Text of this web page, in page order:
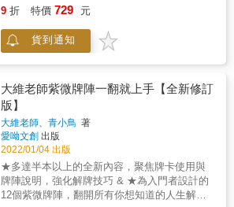
因此副運凶數，但主運吉數，可推論其人家屬
歲至40 歲之命運，可說其人少年得志，但中年
辛苦不得運也。反之副運吉而主運凶，代表年
少苦讀出身，中年有成就，如白手起家之企業
有無或下陷等。副運主人生規劃、家運、夫妻
情以及任何事情的過程。 三、外運 外運即「大
姓＋名二」兩字之筆劃數，論其人在外之行為
表達與個性形象，即在外行為之傾向與習慣
性，亦可論外緣、社交、公共關係，在形象上
論虎砂變化，長短高低之狀況。外運主行動
力、行為及人際關係。 四、總運 總運即姓名全
部筆劃數之總和，如人內在心理及外在身體，
個紫微牌陣，翻開所有你想知道的人生解答！
新增2個牌陣、7個解牌練習、10個提問技巧、
再加32個案例說明、76個紫微牌檢索表， 簡單
&hellip;&hellip;等各種問題 針對初學者不易學
習的星曜組合牌意，提供檢索表查找 & ★各界
名人真情推薦（以下推薦人按姓名筆畫排列）
筆記女王／Ada 紫微斗數名師／大耕老師 遺傳
諮詢師／陳冠如 & ＝牌卡介紹＝ 專屬開運紫微
牌／46張／雙面全彩／6.15X9.45cm／盒裝 採
國際標準撲克牌規格印製，滑順不黏手，易抽
易翻，易隨身攜帶。 針對大維老師設計的10大
紫微牌陣， 設計專屬的紫微牌圖案， 為方便初
9 折 特價 729 元
貨到通知
大維老師紫微牌陣一翻就上手【全新修訂
版】
大維老師、青小鳥 著
愛呦文創 出版
2022/01/04 出版
★多達半本以上的全新內容，聚焦牌卡使用與
牌陣說明，強化解牌技巧 & ★為入門者設計的
12個紫微牌陣，翻開所有你想知道的人生解